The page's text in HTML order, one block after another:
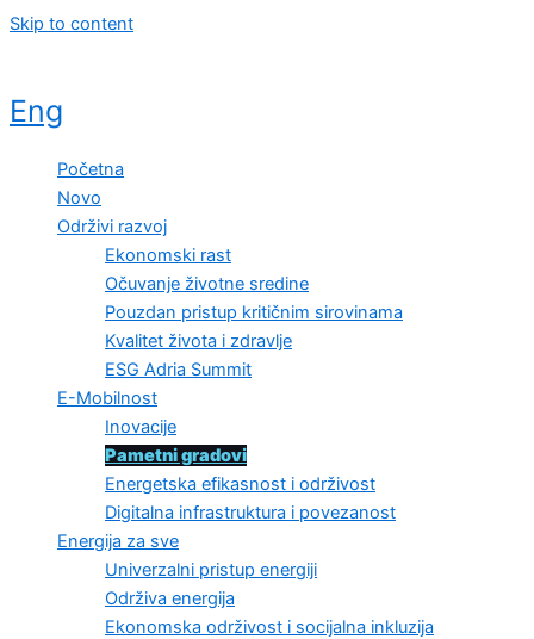
Skip to content
Eng
Početna
Novo
Održivi razvoj
Ekonomski rast
Očuvanje životne sredine
Pouzdan pristup kritičnim sirovinama
Kvalitet života i zdravlje
ESG Adria Summit
E-Mobilnost
Inovacije
Pametni gradovi
Energetska efikasnost i održivost
Digitalna infrastruktura i povezanost
Energija za sve
Univerzalni pristup energiji
Održiva energija
Ekonomska održivost i socijalna inkluzija